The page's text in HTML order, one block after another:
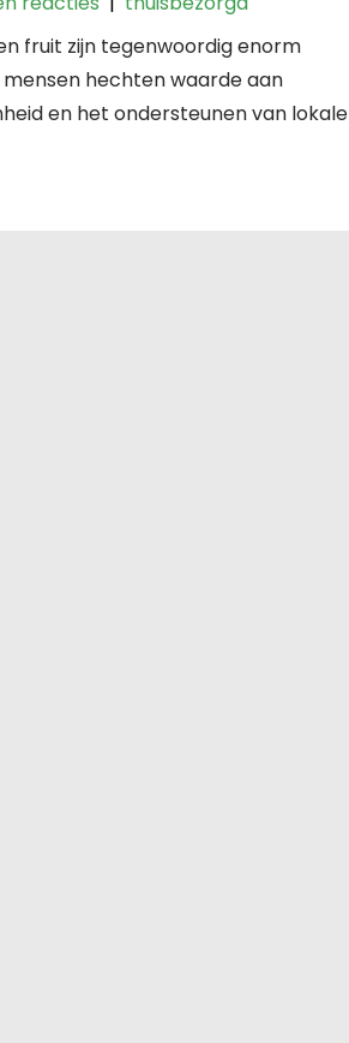
fruit zijn tegenwoordig enorm
hechten waarde aan
en het ondersteunen van lokale